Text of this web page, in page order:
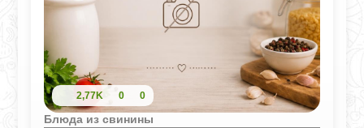
2,77K 0 0
Блюда из свинины